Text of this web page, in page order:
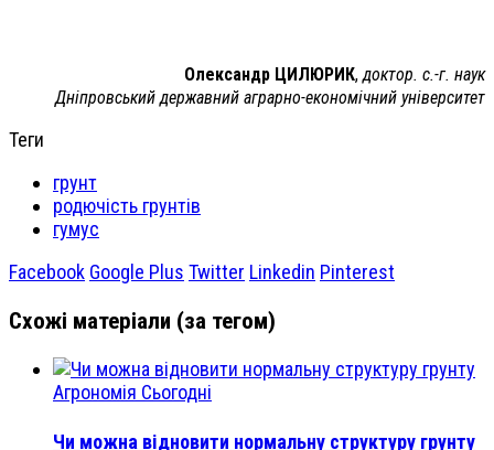
Олександр ЦИЛЮРИК, доктор. с.-г. наук
Дніпровський державний аграрно-економічний університет
Теги
грунт
родючість грунтів
гумус
Facebook Google Plus Twitter Linkedin Pinterest
Схожі матеріали (за тегом)
Агрономія Сьогодні
Чи можна відновити нормальну структуру грунту